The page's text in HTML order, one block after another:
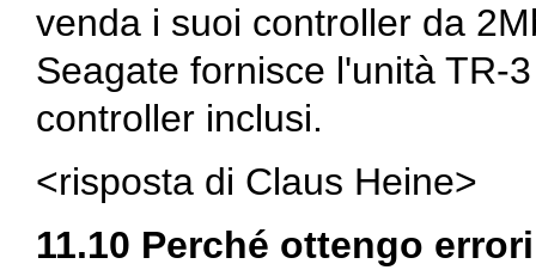
venda i suoi controller da
Seagate fornisce l'unità TR-
controller inclusi.
<risposta di Claus Heine>
11.10 Perché ottengo